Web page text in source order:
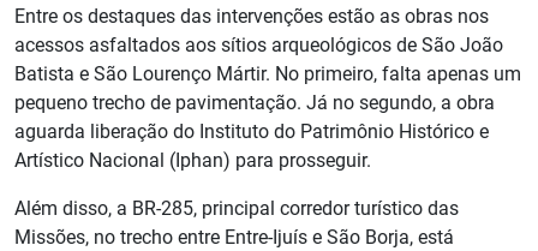
Entre os destaques das intervenções estão as obras nos
acessos asfaltados aos sítios arqueológicos de São João
Batista e São Lourenço Mártir. No primeiro, falta apenas um
pequeno trecho de pavimentação. Já no segundo, a obra
aguarda liberação do Instituto do Patrimônio Histórico e
Artístico Nacional (Iphan) para prosseguir.
Além disso, a BR-285, principal corredor turístico das
Missões, no trecho entre Entre-Ijuís e São Borja, está